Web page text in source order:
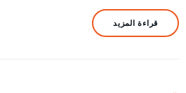
قراءة المزيد